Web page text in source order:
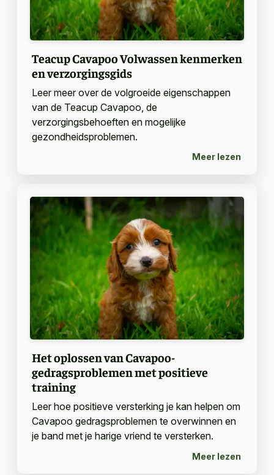
Teacup Cavapoo Volwassen kenmerken
en verzorgingsgids
Leer meer over de volgroeide eigenschappen
van de Teacup Cavapoo, de
verzorgingsbehoeften en mogelijke
gezondheidsproblemen.
Meer lezen
Het oplossen van Cavapoo-
gedragsproblemen met positieve
training
Leer hoe positieve versterking je kan helpen om
Cavapoo gedragsproblemen te overwinnen en
je band met je harige vriend te versterken.
Meer lezen